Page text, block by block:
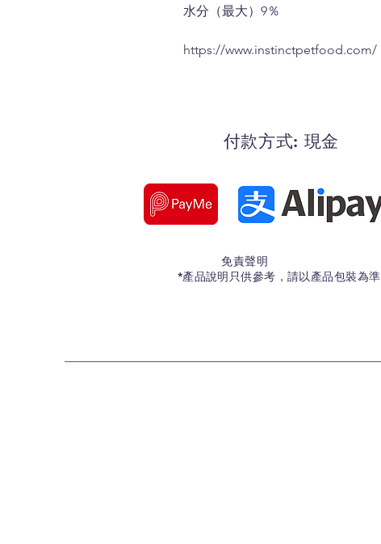
水分（最大）9％
https://www.instinctpetfood.com/
付款方式: 現金
免責聲明
*產品說明只供參考，請以產品包裝為準